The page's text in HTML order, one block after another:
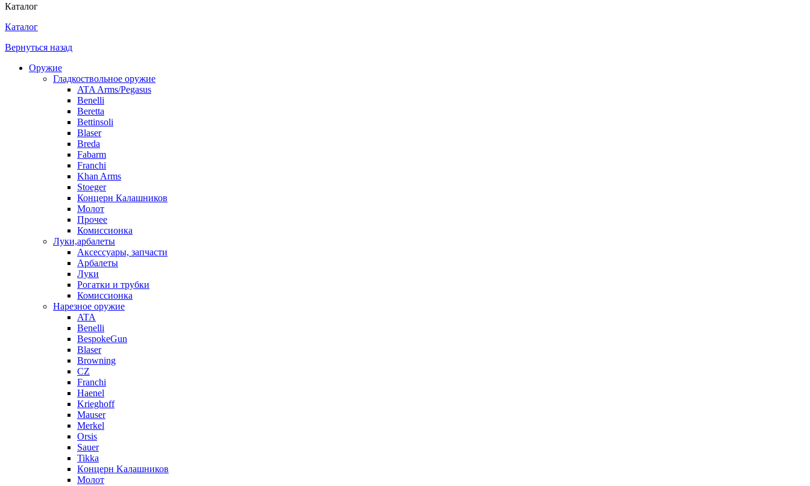
Каталог
Каталог
Вернуться назад
Оружие
Гладкоствольное оружие
ATA Arms/Pegasus
Benelli
Beretta
Bettinsoli
Blaser
Breda
Fabarm
Franchi
Khan Arms
Stoeger
Концерн Калашников
Молот
Прочее
Комиссионка
Луки,арбалеты
Аксессуары, запчасти
Арбалеты
Луки
Рогатки и трубки
Комиссионка
Нарезное оружие
ATA
Benelli
BespokeGun
Blaser
Browning
CZ
Franchi
Haenel
Krieghoff
Mauser
Merkel
Orsis
Sauer
Tikka
Кoнцеpн Kалашников
Молот